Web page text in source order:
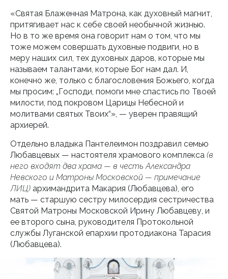
«Святая Блаженная Матрона, как духовный магнит,
притягивает нас к себе своей необычной жизнью.
Но в то же время она говорит нам о том, что мы
тоже можем совершать духовные подвиги, но в
меру наших сил, тех духовных даров, которые мы
называем талантами, которые Бог нам дал. И,
конечно же, только с благословения Божьего, когда
мы просим: „Господи, помоги мне спастись по Твоей
милости, под покровом Царицы Небесной и
молитвами святых Твоих“», — уверен правящий
архиерей.
Отдельно владыка Пантелеимон поздравил семью
Любавцевых — настоятеля храмового комплекса (в
него входят два храма — в честь Александра
Невского и Матроны Московской — примечание
ЛИЦ) архимандрита Макария (Любавцева), его
мать — старшую сестру милосердия сестричества
Святой Матроны Московской Ирину Любавцеву, и
ее второго сына, руководителя Протокольной
службы Луганской епархии протодиакона Тарасия
(Любавцева).